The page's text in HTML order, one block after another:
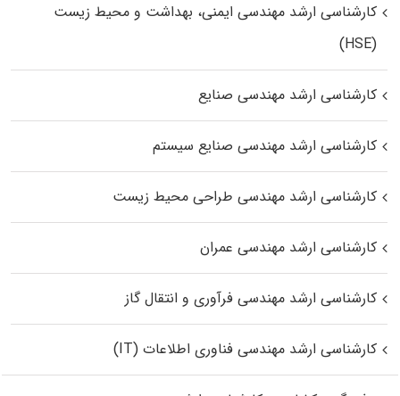
کارشناسی ارشد مهندسی ایمنی، بهداشت و محیط زیست
(HSE)
کارشناسی ارشد مهندسی صنایع
کارشناسی ارشد مهندسی صنایع سیستم
کارشناسی ارشد مهندسی طراحی محیط زیست
کارشناسی ارشد مهندسی عمران
کارشناسی ارشد مهندسی فرآوری و انتقال گاز
کارشناسی ارشد مهندسی فناوری اطلاعات (IT)